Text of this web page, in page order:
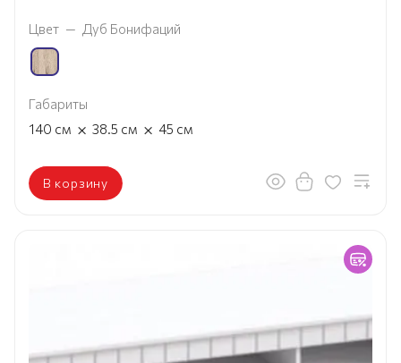
Цвет — Дуб Бонифаций
Габариты
140 см × 38.5 см × 45 см
В корзину